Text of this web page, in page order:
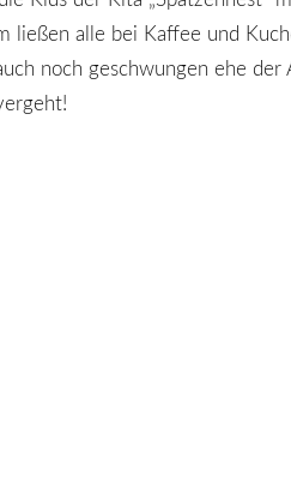
ließen alle bei Kaffee und
noch geschwungen ehe der